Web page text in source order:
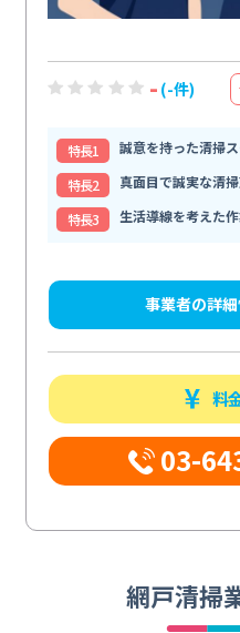
- (-件)
特⻑1
誠意を持った清掃
特⻑2
真面目で誠実な清
特⻑3
生活導線を考えた
事業者の詳
料
03-
網戸清掃